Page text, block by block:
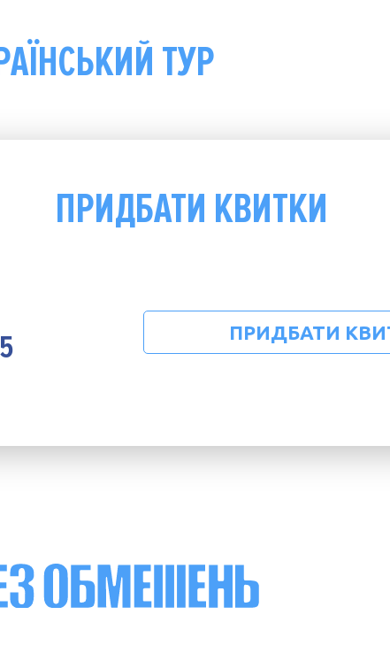
ТУР
ПРИДБАТИ КВИТКИ
ПРИДБАТИ